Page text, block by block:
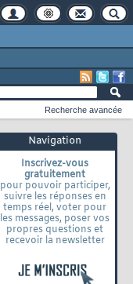
Recherche avancée
Navigation
Inscrivez-vous
gratuitement
pour pouvoir participer,
suivre les réponses en
temps réel, voter pour
les messages, poser vos
propres questions et
recevoir la newsletter